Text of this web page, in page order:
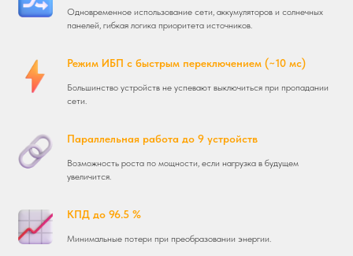
Одновременное использование сети, аккумуляторов и солнечных
панелей, гибкая логика приоритета источников.
Режим ИБП с быстрым переключением (~10 мс)
Большинство устройств не успевают выключиться при пропадании
сети.
Параллельная работа до 9 устройств
Возможность роста по мощности, если нагрузка в будущем
увеличится.
КПД до 96.5 %
Минимальные потери при преобразовании энергии.